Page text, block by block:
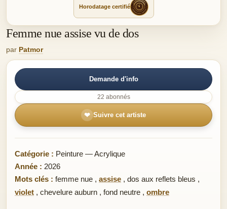
Horodatage certifié
Femme nue assise vu de dos
par Patmor
Demande d'info
22 abonnés
❤ Suivre cet artiste
Catégorie : Peinture — Acrylique
Année : 2026
Mots clés : femme nue , assise , dos aux reflets bleus ,
violet , chevelure auburn , fond neutre , ombre